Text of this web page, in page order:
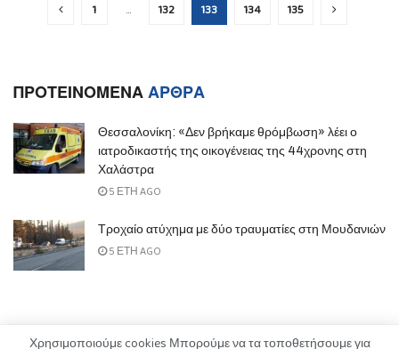
1 … 132 133 134 135
ΠΡΟΤΕΙΝΟΜΕΝΑΑΡΘΡΑ
Θεσσαλονίκη: «Δεν βρήκαμε θρόμβωση» λέει ο
ιατροδικαστής της οικογένειας της 44χρονης στη
Χαλάστρα
5 ΈΤΗ AGO
Τροχαίο ατύχημα με δύο τραυματίες στη Μουδανιών
5 ΈΤΗ AGO
Χρησιμοποιούμε cookies Μπορούμε να τα τοποθετήσουμε για